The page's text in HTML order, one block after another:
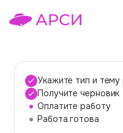
Темы работ
Укажите тип и тему
Получите черновик
Оплатите работу
Работа готова